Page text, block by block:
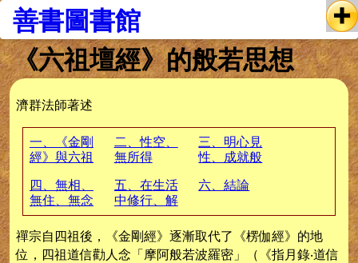
善書圖書館
《六祖壇經》的般若思想
濟群法師著述
一、《金剛
經》與六祖
二、性空、
無所得
三、明心見
性、成就般
四、無相、
無住、無念
五、在生活
中修行、解
脫
六、結論
禪宗自四祖後，《金剛經》逐漸取代了《楞伽經》的地
位，四祖道信勸人念「摩阿般若波羅密」（《指月錄‧道信